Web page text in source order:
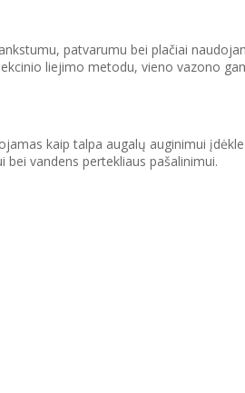
patvarumu bei plačiai
liejimo metodu, vieno vazono
kaip talpa augalų auginimui
vandens pertekliaus pašalinimui.